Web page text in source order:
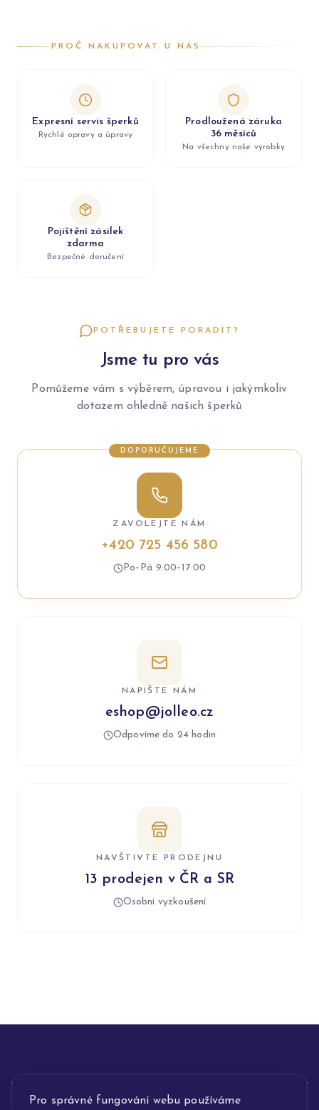
Pro správné fungování webu používáme
PROČ NAKUPOVAT U NÁS
Expresní servis šperků
Rychlé opravy a úpravy
Prodloužená záruka
36 měsíců
Na všechny naše výrobky
Pojištění zásilek
zdarma
Bezpečné doručení
POTŘEBUJETE PORADIT?
Jsme tu pro vás
Pomůžeme vám s výběrem, úpravou i jakýmkoliv
dotazem ohledně našich šperků
DOPORUČUJEME
ZAVOLEJTE NÁM
+420 725 456 580
Po–Pá 9:00–17:00
NAPIŠTE NÁM
eshop@jolleo.cz
Odpovíme do 24 hodin
NAVŠTIVTE PRODEJNU
13 prodejen v ČR a SR
Osobní vyzkoušení
INFORMACE